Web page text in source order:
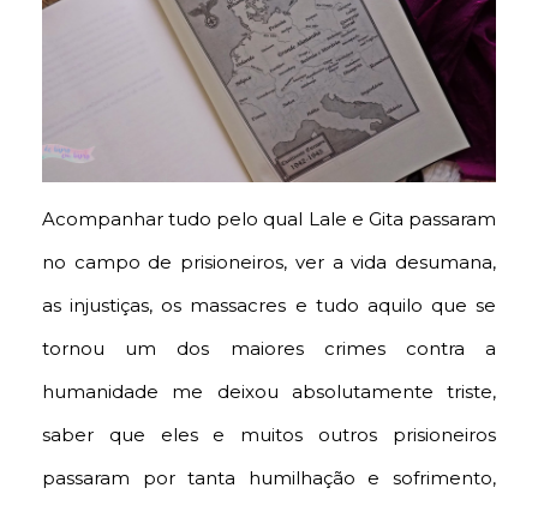
Acompanhar tudo pelo qual Lale e Gita passaram
no campo de prisioneiros, ver a vida desumana,
as injustiças, os massacres e tudo aquilo que se
tornou um dos maiores crimes contra a
humanidade me deixou absolutamente triste,
saber que eles e muitos outros prisioneiros
passaram por tanta humilhação e sofrimento,